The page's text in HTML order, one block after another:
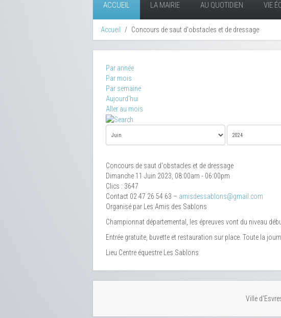
ACCUEIL LA MAIRIE AU QUOTIDIEN VIE
Accueil Concours de saut d'obstacles et de dressage
Par année
Par mois
Par semaine
Aujourd'hui
Aller au mois
Concours de saut d'obstacles et de dressage
Dimanche 11 Juin 2023, 08:00am - 06:00pm
Clics : 3647
Contact 02 47 26 54 63 – amisdessablons@gmail.com
Organisé par Les Amis des Sablons
Championnat départemental, les épreuves vont du niveau
Entrée gratuite, buvette et restauration sur place. Toute la
Lieu Centre équestre Les Sablons
Ville